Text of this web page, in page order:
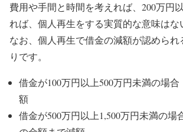
費用や手間と時間を考えれば、200万円
れば、個人再生をする実質的な意味はな
なお、個人再生で借金の減額が認められ
りです。
借金が100万円以上500万円未満の場合
額
借金が500万円以上1,500万円未満の場